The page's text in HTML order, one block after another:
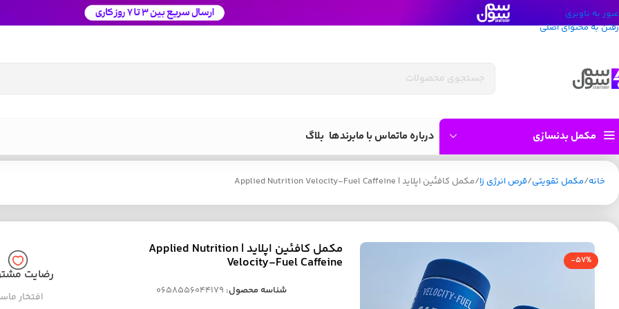
عبور به ناوبری
رفتن به محتوای اصلی
مکمل بدنسازی درباره ماتماس با مابرندها بلاگ
خانه مکمل تقویتی قرص انرژی زا مکمل کافئین اپلاید | Applied Nutrition Velocity-Fuel Caffeine
-57%
مکمل کافئین اپلاید | Applied Nutrition
Velocity-Fuel Caffeine
شناسه محصول: 0658556044179
رضایت
افتخار